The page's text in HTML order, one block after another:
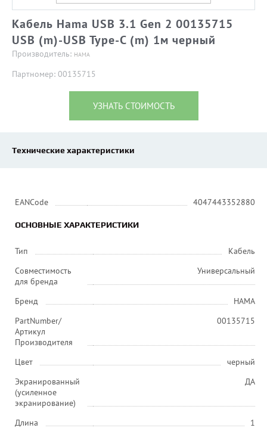
Кабель Hama USB 3.1 Gen 2 00135715
USB (m)-USB Type-C (m) 1м черный
Производитель: HAMA
Партномер: 00135715
УЗНАТЬ СТОИМОСТЬ
Технические характеристики
EANCode 4047443352880
ОСНОВНЫЕ ХАРАКТЕРИСТИКИ
Тип
Кабель
Совместимость
для бренда
Универсальный
Бренд
HAMA
PartNumber/
Артикул
Производителя
00135715
Цвет
черный
Экранированный
(усиленное
экранирование)
ДА
Длина 1